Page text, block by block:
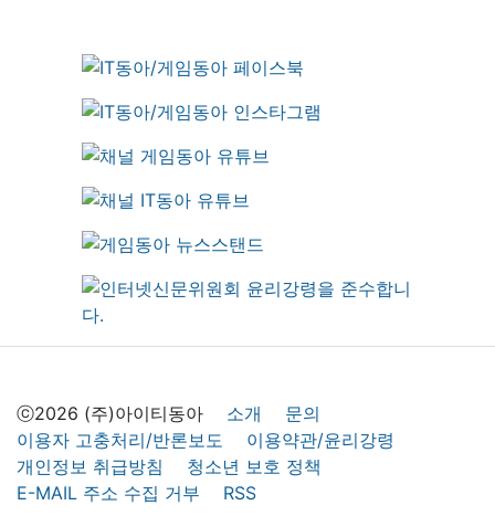
ⓒ2026 (주)아이티동아 소개
문의
이용자 고충처리/반론보도
이용약관/윤리강령
개인정보 취급방침
청소년 보호 정책
E-MAIL 주소 수집 거부
RSS